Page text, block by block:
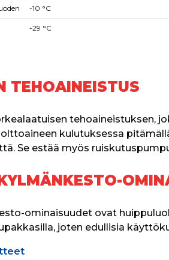
-10 °C
-29 °C
TEHOAINEISTUS
tehoaineistuksen,
kulutuksessa
Se estää myös
ominaisuudet ovat
joten edullisia